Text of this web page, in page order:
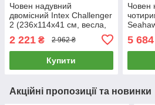
Човен надувний
двомісний Intex Challenger
2 (236х114х41 см, весла,
2 221 ₴ 2 962 ₴
Купити
Човен
см,
5 684
Акційні пропозиції та новинки